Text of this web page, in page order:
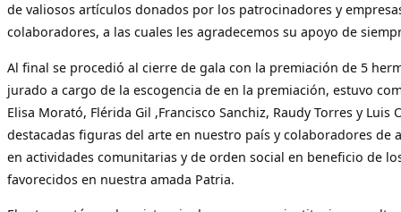
de valiosos artículos donados por los patrocinadores y
colaboradores, a las cuales les agradecemos su apoyo de
Al final se procedió al cierre de gala con la premiación de 5
jurado a cargo de la escogencia de en la premiación, estuvo
Elisa Morató, Flérida Gil ,Francisco Sanchiz, Raudy Torres y Luis
destacadas figuras del arte en nuestro país y colaboradores de
en actividades comunitarias y de orden social en beneficio de
favorecidos en nuestra amada Patria.